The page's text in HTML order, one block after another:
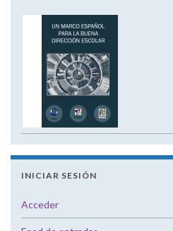
INICIAR SESIÓN
Acceder